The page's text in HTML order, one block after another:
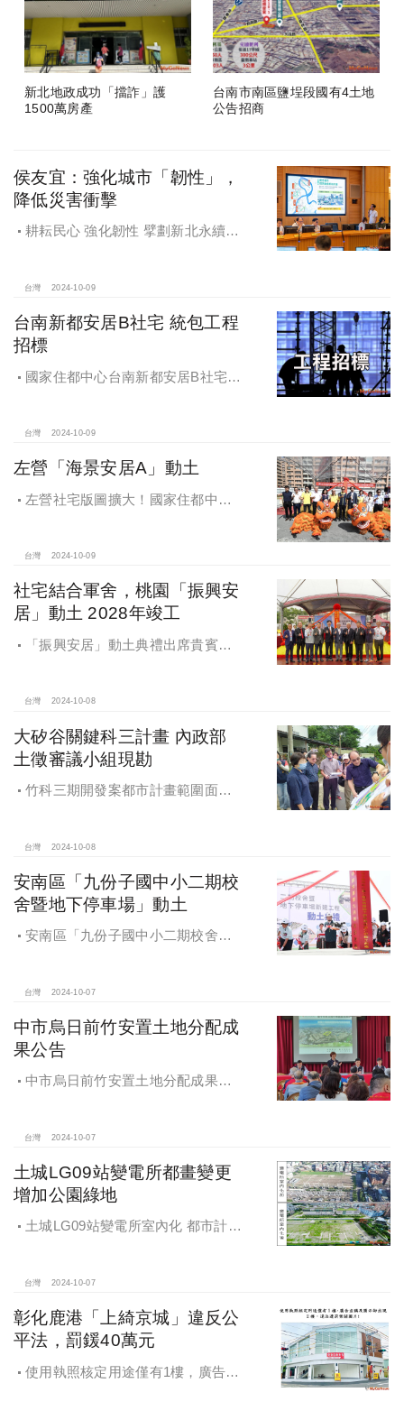
新北地政成功「擋詐」護
1500萬房產
台南市南區鹽埕段國有4土地
公告招商
侯友宜：強化城市「韌性」，
降低災害衝擊
耕耘民心 強化韌性 擘劃新北永續宜
台灣 2024-10-09
台南新都安居B社宅 統包工程
招標
國家住都中心台南新都安居B社宅
台灣 2024-10-09
左營「海景安居A」動土
左營社宅版圖擴大！國家住都中心
台灣 2024-10-09
社宅結合軍舍，桃園「振興安
居」動土 2028年竣工
「振興安居」動土典禮出席貴賓有
財政部國有財產署曾國基署長、桃園
賓，祈求工程順利進行。
台灣 2024-10-08
大矽谷關鍵科三計畫 內政部
土徵審議小組現勘
竹科三期開發案都市計畫範圍面積
分地區
台灣 2024-10-08
安南區「九份子國中小二期校
舍暨地下停車場」動土
安南區「九份子國中小二期校舍暨
台灣 2024-10-07
中市烏日前竹安置土地分配成
果公告
中市烏日前竹安置土地分配成果公
台灣 2024-10-07
土城LG09站變電所都畫變更
增加公園綠地
土城LG09站變電所室內化 都市計畫
台灣 2024-10-07
彰化鹿港「上綺京城」違反公
平法，罰鍰40萬元
使用執照核定用途僅有1樓，廣告宣